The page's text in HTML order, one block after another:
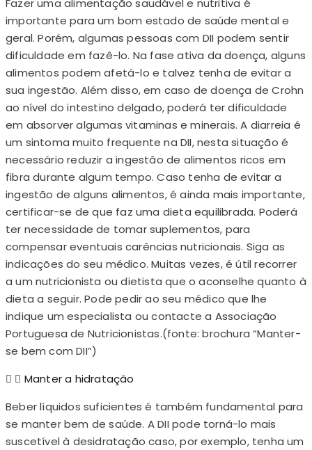
importante para um bom estado de saúde mental e
geral. Porém, algumas pessoas com DII podem sentir
dificuldade em fazê-lo. Na fase ativa da doença, alguns
alimentos podem afetá-lo e talvez tenha de evitar a
sua ingestão. Além disso, em caso de doença de Crohn
ao nível do intestino delgado, poderá ter dificuldade
em absorver algumas vitaminas e minerais. A diarreia é
um sintoma muito frequente na DII, nesta situação é
necessário reduzir a ingestão de alimentos ricos em
fibra durante algum tempo. Caso tenha de evitar a
ingestão de alguns alimentos, é ainda mais importante,
certificar-se de que faz uma dieta equilibrada. Poderá
ter necessidade de tomar suplementos, para
compensar eventuais carências nutricionais. Siga as
indicações do seu médico. Muitas vezes, é útil recorrer
a um nutricionista ou dietista que o aconselhe quanto à
dieta a seguir. Pode pedir ao seu médico que lhe
indique um especialista ou contacte a Associação
Portuguesa de Nutricionistas.(fonte: brochura “Manter-
se bem com DII”)
Manter a hidratação
Beber líquidos suficientes é também fundamental para
se manter bem de saúde. A DII pode torná-lo mais
suscetível à desidratação caso, por exemplo, tenha um